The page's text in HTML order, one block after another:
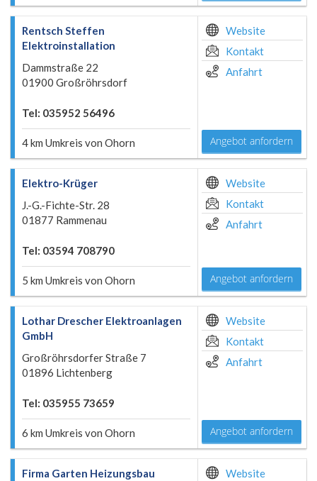
Rentsch Steffen
Elektroinstallation
Dammstraße 22
01900 Großröhrsdorf
Tel: 035952 56496
4 km Umkreis von Ohorn
Website
Kontakt
Anfahrt
Angebot anfordern
Elektro-Krüger
J.-G.-Fichte-Str. 28
01877 Rammenau
Tel: 03594 708790
5 km Umkreis von Ohorn
Website
Kontakt
Anfahrt
Angebot anfordern
Lothar Drescher Elektroanlagen
GmbH
Großröhrsdorfer Straße 7
01896 Lichtenberg
Tel: 035955 73659
6 km Umkreis von Ohorn
Website
Kontakt
Anfahrt
Angebot anfordern
Firma Garten Heizungsbau
Website